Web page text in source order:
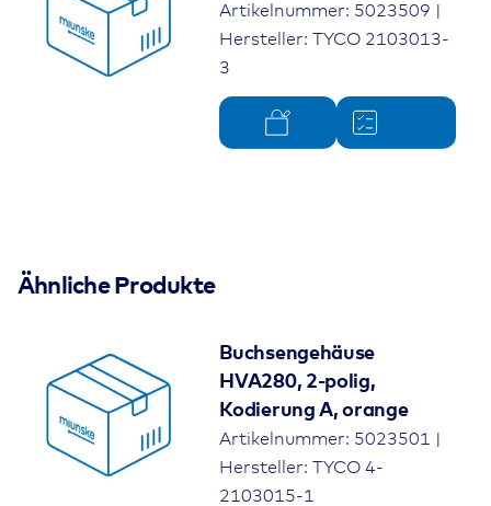
Artikelnummer: 5023509 |
Hersteller: TYCO 2103013-
3
Ähnliche Produkte
Buchsengehäuse
HVA280, 2-polig,
Kodierung A, orange
Artikelnummer: 5023501 |
Hersteller: TYCO 4-
2103015-1